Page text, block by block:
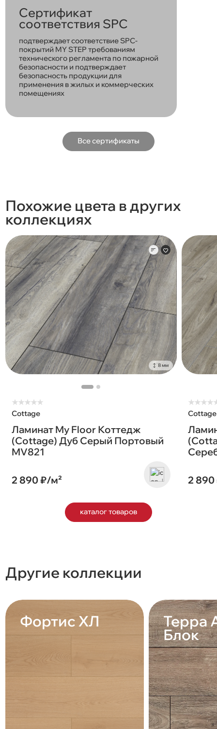
Сертификат
соответствия SPC
подтверждает соответствие SPC-
покрытий MY STEP требованиям
технического регламента по пожарной
безопасности и подтверждает
безопасность продукции для
применения в жилых и коммерческих
помещениях
Все сертификаты
Похожие цвета в других
коллекциях
8 мм
★★★★★
Cottage
Ламинат My Floor Коттедж
(Cottage) Дуб Серый Портовый
MV821
2 890 ₽/м²
★★★★
Cottage
2
каталог товаров
Другие коллекции
Фортис ХЛ Терра
Блок